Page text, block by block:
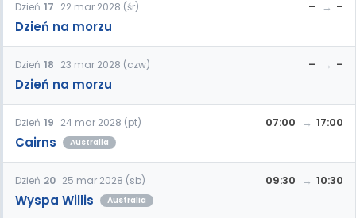
Dzień 17 22 mar 2028 (śr)
Dzień na morzu
– –
Dzień 18 23 mar 2028 (czw)
Dzień na morzu
– –
Dzień 19 24 mar 2028 (pt)
Cairns Australia
07:00 17:00
Dzień 20 25 mar 2028 (sb)
Wyspa Willis Australia
09:30 10:30